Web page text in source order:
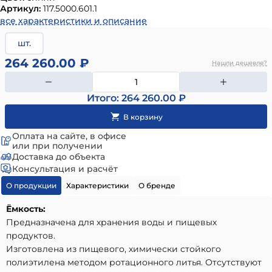
Артикул: 117.5000.601.1
все характеристики и описание
шт.
264 260.00 ₽ Нашли дешевле?
Итого: 264 260.00 ₽
Оплата на сайте, в офисе
или при получении
Доставка до объекта
Консультация и расчёт
О продукции Характеристики О бренде
Ёмкость:
Предназначена для хранения воды и пищевых
продуктов.
Изготовлена из пищевого, химически стойкого
полиэтилена методом ротационного литья. Отсутствуют